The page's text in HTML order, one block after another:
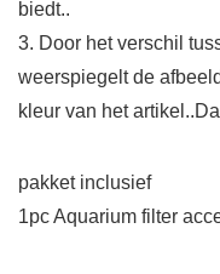
biedt..
3. Door het verschil
weerspiegelt de
kleur van het
pakket inclusief
1pc Aquarium filter